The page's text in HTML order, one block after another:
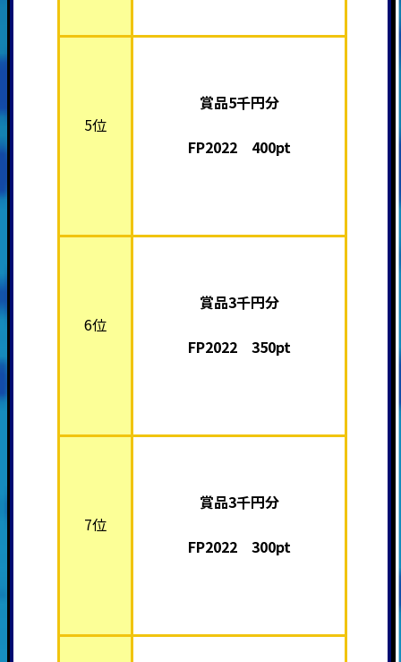
5位
賞品5千円分
FP2022 400pt
6位
賞品3千円分
FP2022 350pt
7位
賞品3千円分
FP2022 300pt